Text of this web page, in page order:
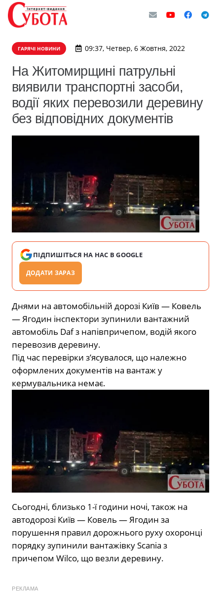
ГАРЯЧІ НОВИНИ 09:37, Четвер, 6 Жовтня, 2022
На Житомирщині патрульні
виявили транспортні засоби,
водії яких перевозили деревину
без відповідних документів
ПІДПИШІТЬСЯ НА НАС В GOOGLE
ДОДАТИ ЗАРАЗ
Днями на автомобільній дорозі Київ — Ковель
— Ягодин інспектори зупинили вантажний
автомобіль Daf з напівпричепом, водій якого
перевозив деревину.
Під час перевірки з’ясувалося, що належно
оформлених документів на вантаж у
кермувальника немає.
Сьогодні, близько 1-ї години ночі, також на
автодорозі Київ — Ковель — Ягодин за
порушення правил дорожнього руху охоронці
порядку зупинили вантажівку Scania з
причепом Wilco, що везли деревину.
РЕКЛАМА